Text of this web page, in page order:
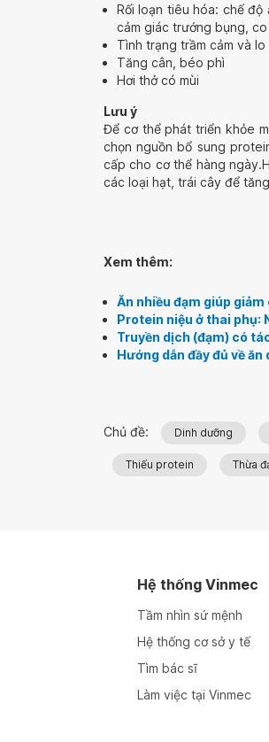
Rối loạn tiêu hóa: chế
cảm giác trướng bụng,
Tình trạng trầm cảm và lo
Tăng cân, béo phì
Hơi thở có mùi
Lưu ý
Để cơ thể phát triển khỏe
chọn nguồn bổ sung
cấp cho cơ thể hàng
các loại hạt, trái cây để
Xem thêm:
Ăn nhiều đạm giúp
Protein niệu ở thai phụ:
Truyền dịch (đạm) có
Hướng dẫn đầy đủ về
Chủ đề: Dinh dưỡng
Thiếu protein Thừa
Hệ thống Vinmec
Tầm nhìn sứ mệnh
Hệ thống cơ sở y tế
Tìm bác sĩ
Làm việc tại Vinmec